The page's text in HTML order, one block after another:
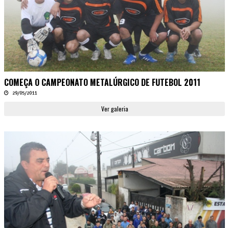
COMEÇA O CAMPEONATO METALÚRGICO DE FUTEBOL 2011
29/05/2011
Ver galeria